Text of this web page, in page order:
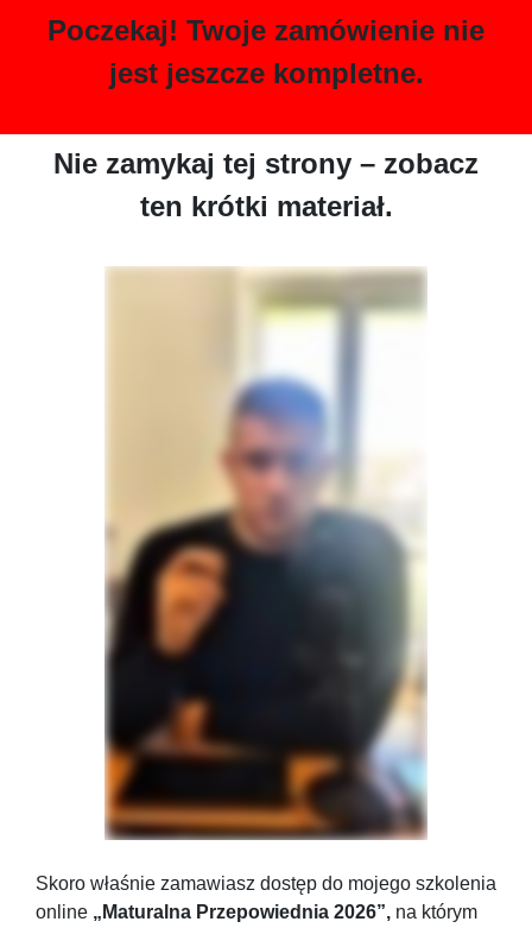
Poczekaj! Twoje zamówienie nie
jest jeszcze kompletne.
Nie zamykaj tej strony – zobacz
ten krótki materiał.
Skoro właśnie zamawiasz dostęp do mojego szkolenia
online „Maturalna Przepowiednia 2026”, na którym